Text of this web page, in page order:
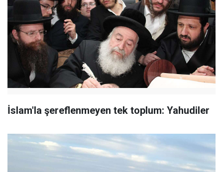
İslam'la şereflenmeyen tek toplum: Yahudiler